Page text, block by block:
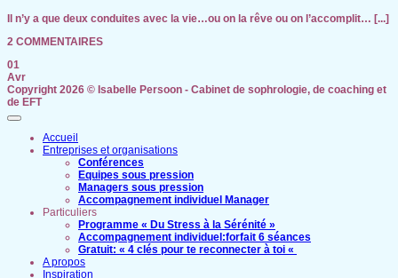
Il n’y a que deux conduites avec la vie…ou on la rêve ou on l’accomplit… [...]
2 COMMENTAIRES
01
Avr
Copyright 2026 © Isabelle Persoon - Cabinet de sophrologie, de coaching et
de EFT
Accueil
Entreprises et organisations
Conférences
Equipes sous pression
Managers sous pression
Accompagnement individuel Manager
Particuliers
Programme « Du Stress à la Sérénité »
Accompagnement individuel:forfait 6 séances
Gratuit: « 4 clés pour te reconnecter à toi «
A propos
Inspiration